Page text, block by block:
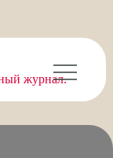
журнал.